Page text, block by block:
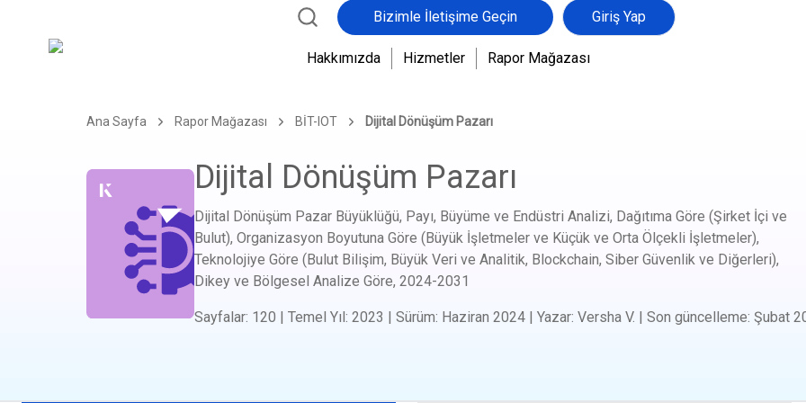
Bizimle İletişime Geçin Giriş Yap
Hakkımızda Hizmetler Rapor Mağazası
Ana Sayfa Rapor Mağazası BİT-IOT Dijital Dönüşüm Pazarı
Dijital Dönüşüm Pazarı
Dijital Dönüşüm Pazar Büyüklüğü, Payı, Büyüme ve Endüstri Analizi, Dağıtıma Göre (Şirket İçi ve
Bulut), Organizasyon Boyutuna Göre (Büyük İşletmeler ve Küçük ve Orta Ölçekli İşletmeler),
Teknolojiye Göre (Bulut Bilişim, Büyük Veri ve Analitik, Blockchain, Siber Güvenlik ve Diğerleri),
Dikey ve Bölgesel Analize Göre, 2024-2031
Sayfalar: 120 | Temel Yıl: 2023 | Sürüm: Haziran 2024 | Yazar: Versha V. | Son güncelleme: Şubat